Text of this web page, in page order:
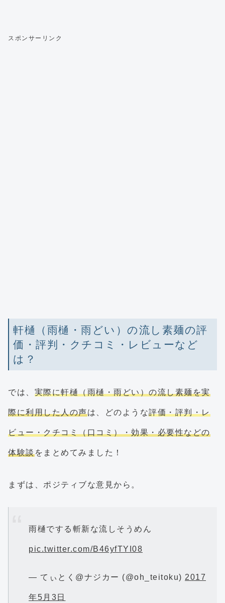
スポンサーリンク
軒樋（雨樋・雨どい）の流し素麺の評
価・評判・クチコミ・レビューなど
は？
では、 実際に軒樋（雨樋・雨どい）の流し素麺を実
際に利用した人の声は、どのような評価・評判・レ
ビュー・クチコミ（口コミ）・効果・必要性などの
体験談をまとめてみました！
まずは、ポジティブな意見から。
雨樋でする斬新な流しそうめん
pic.twitter.com/B46yfTYI08
— てぃとく@ナジカー (@oh_teitoku) 2017
年5月3日